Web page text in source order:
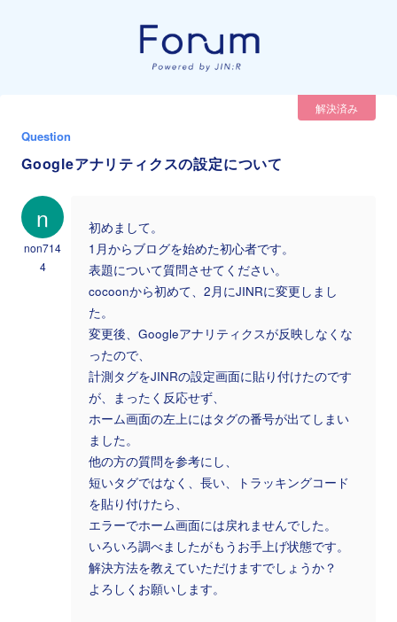
解決済み
Question
Googleアナリティクスの設定について
n
non714
4
初めまして。
1月からブログを始めた初心者です。
表題について質問させてください。
cocoonから初めて、2月にJINRに変更しまし
た。
変更後、Googleアナリティクスが反映しなくな
ったので、
計測タグをJINRの設定画面に貼り付けたのです
が、まったく反応せず、
ホーム画面の左上にはタグの番号が出てしまい
ました。
他の方の質問を参考にし、
短いタグではなく、長い、トラッキングコード
を貼り付けたら、
エラーでホーム画面には戻れませんでした。
いろいろ調べましたがもうお手上げ状態です。
解決方法を教えていただけますでしょうか？
よろしくお願いします。